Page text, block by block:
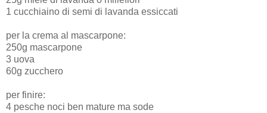
1 cucchiaino di semi di lavanda essiccati
per la crema al mascarpone:
250g mascarpone
3 uova
60g zucchero
per finire:
4 pesche noci ben mature ma sode